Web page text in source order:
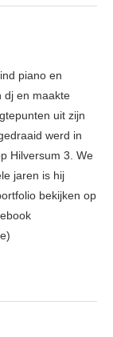
piano en
dj en maakte
uit zijn
werd in
Hilversum 3. We
jaren is hij
bekijken op